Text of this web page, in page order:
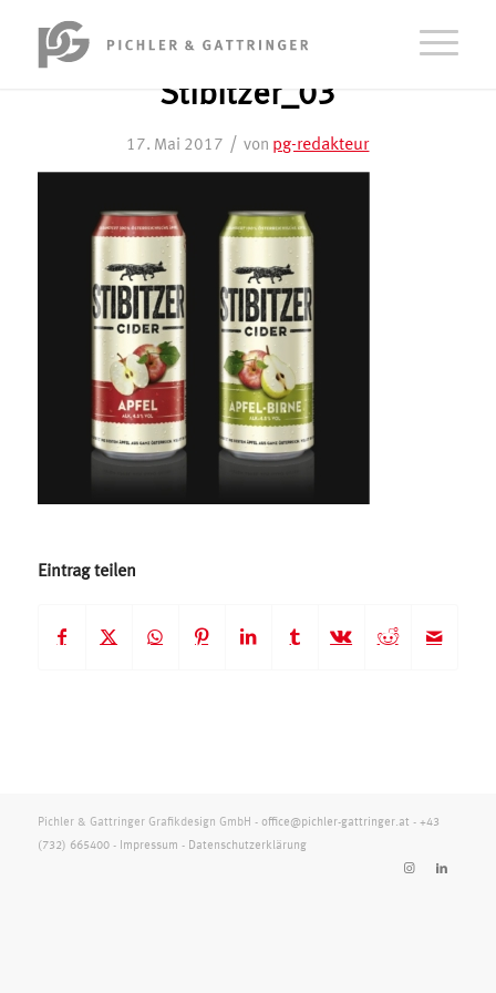
Stibitzer_03
17. Mai 2017 / von pg-redakteur
Eintrag teilen
Pichler & Gattringer Grafikdesign GmbH - office@pichler-gattringer.at - +43
(732) 665400- Impressum - Datenschutzerklärung